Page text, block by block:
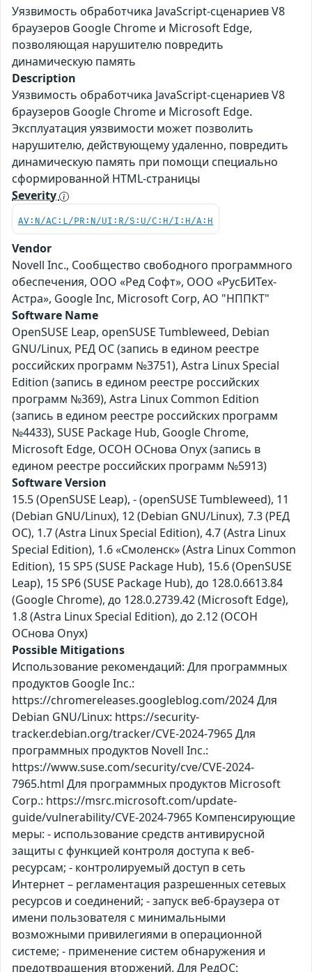
Уязвимость обработчика JavaScript-сценариев V8
браузеров Google Chrome и Microsoft Edge,
позволяющая нарушителю повредить
динамическую память
Description
Уязвимость обработчика JavaScript-сценариев V8
браузеров Google Chrome и Microsoft Edge.
Эксплуатация уязвимости может позволить
нарушителю, действующему удаленно, повредить
динамическую память при помощи специально
сформированной HTML-страницы
Severity
AV:N/AC:L/PR:N/UI:R/S:U/C:H/I:H/A:H
Vendor
Novell Inc., Сообщество свободного программного
обеспечения, ООО «Ред Софт», ООО «РусБИТех-
Астра», Google Inc, Microsoft Corp, АО "НППКТ"
Software Name
OpenSUSE Leap, openSUSE Tumbleweed, Debian
GNU/Linux, РЕД ОС (запись в едином реестре
российских программ №3751), Astra Linux Special
Edition (запись в едином реестре российских
программ №369), Astra Linux Common Edition
(запись в едином реестре российских программ
№4433), SUSE Package Hub, Google Chrome,
Microsoft Edge, ОСОН ОСнова Оnyx (запись в
едином реестре российских программ №5913)
Software Version
15.5 (OpenSUSE Leap), - (openSUSE Tumbleweed), 11
(Debian GNU/Linux), 12 (Debian GNU/Linux), 7.3 (РЕД
ОС), 1.7 (Astra Linux Special Edition), 4.7 (Astra Linux
Special Edition), 1.6 «Смоленск» (Astra Linux Common
Edition), 15 SP5 (SUSE Package Hub), 15.6 (OpenSUSE
Leap), 15 SP6 (SUSE Package Hub), до 128.0.6613.84
(Google Chrome), до 128.0.2739.42 (Microsoft Edge),
1.8 (Astra Linux Special Edition), до 2.12 (ОСОН
ОСнова Оnyx)
Possible Mitigations
Использование рекомендаций: Для программных
продуктов Google Inc.:
https://chromereleases.googleblog.com/2024 Для
Debian GNU/Linux: https://security-
tracker.debian.org/tracker/CVE-2024-7965 Для
программных продуктов Novell Inc.:
https://www.suse.com/security/cve/CVE-2024-
7965.html Для программных продуктов Microsoft
Corp.: https://msrc.microsoft.com/update-
guide/vulnerability/CVE-2024-7965 Компенсирующие
меры: - использование средств антивирусной
защиты с функцией контроля доступа к веб-
ресурсам; - контролируемый доступ в сеть
Интернет – регламентация разрешенных сетевых
ресурсов и соединений; - запуск веб-браузера от
имени пользователя с минимальными
возможными привилегиями в операционной
системе; - применение систем обнаружения и
предотвращения вторжений. Для РедОС: